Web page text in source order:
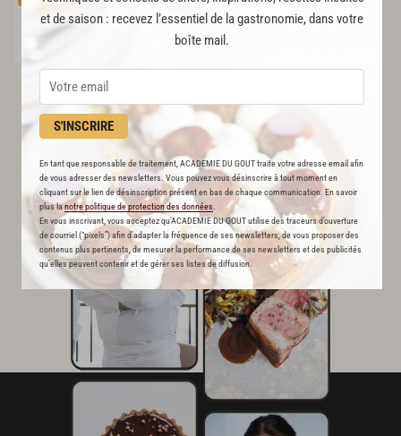
et de saison : recevez l’essentiel de la gastronomie, dans votre
boîte mail.
S'INSCRIRE
En tant que responsable de traitement, ACADEMIE DU GOUT traite votre adresse email afin
de vous adresser des newsletters. Vous pouvez vous désinscrire à tout moment en
cliquant sur le lien de désinscription présent en bas de chaque communication. En savoir
plus lanotre politique de protection des données
En vous inscrivant, vous acceptez qu'ACADEMIE DU GOUT utilise des traceurs d’ouverture
de courriel (“pixels”) afin d’adapter la fréquence de ses newsletters, de vous proposer des
contenus plus pertinents, de mesurer la performance de ses newsletters et des publicités
qu’elles peuvent contenir et de gérer ses listes de diffusion.
144
ParAlain Ducasse